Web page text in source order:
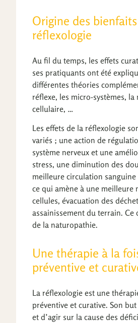
Origine des
réflexologie
Au fil du temps, les effets
ses pratiquants ont été
différentes théories
réflexe, les micro-systèmes, la
cellulaire, …
Les effets de la réflexologie
variés ; une action de
système nerveux et une
stress, une diminution des
meilleure circulation
ce qui amène à une meilleure
cellules, évacuation des
assainissement du terrain. Ce
de la naturopathie.
Une thérapie à la
préventive et
La réflexologie est une
préventive et curative. Son
et d’agir sur la cause des